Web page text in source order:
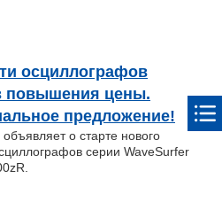
осциллографов
повышения цены.
предложение!
о старте нового
серии WaveSurfer